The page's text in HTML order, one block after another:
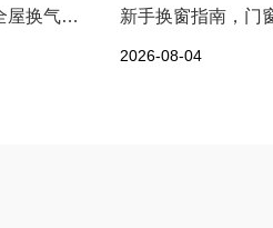
窗户别乱换！推拉窗实现全屋换气，观景通风两不误
2026-08-04